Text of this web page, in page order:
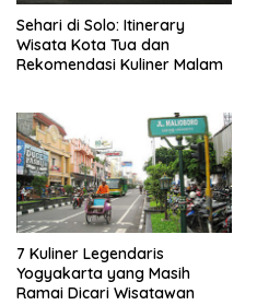
Sehari di Solo: Itinerary
Wisata Kota Tua dan
Rekomendasi Kuliner Malam
7 Kuliner Legendaris
Yogyakarta yang Masih
Ramai Dicari Wisatawan